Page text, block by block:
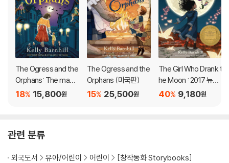
ent crows, secretly delivers gifts to the people of Stone-in-t
he-Glen.
But how can the Orphans tell the story of the Ogress’s goodn
ess to people who refuse to listen? And how can they make t
heir deluded neighbors see the real villain in their midst?
The Ogress and the
Orphans: The magic
al New York Times b
15,800원
18%
The Ogress and the
Orphans (미국판)
25,500원
15%
The Girl Who Drank t
he Moon : 2017 뉴베
리 수상작9,180원
40%
관련 분류
외국도서 유아/어린이 어린이
[창작동화 Storybooks]